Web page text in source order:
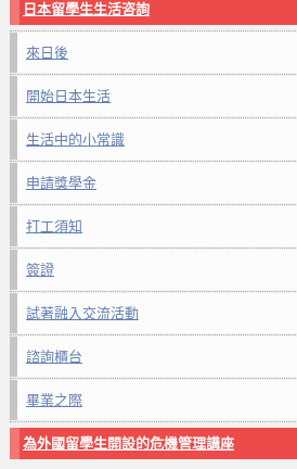
日本留學生生活咨詢
來日後
開始日本生活
生活中的小常識
申請獎學金
打工須知
簽證
試著融入交流活動
諮詢櫃台
畢業之際
為外國留學生開設的危機管理講座